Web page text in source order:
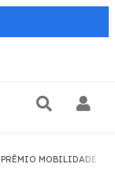
PRÊMIO MOBILIDADE